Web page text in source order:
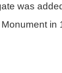
was